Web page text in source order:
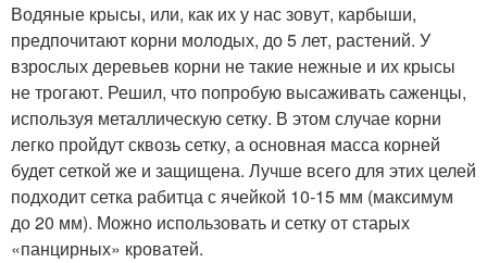
Водяные крысы, или, как их у нас зовут, карбыши,
предпочитают корни молодых, до 5 лет, растений. У
взрослых деревьев корни не такие нежные и их крысы
не трогают. Решил, что попробую высаживать саженцы,
используя металлическую сетку. В этом случае корни
легко пройдут сквозь сетку, а основная масса корней
будет сеткой же и защищена. Лучше всего для этих целей
подходит сетка рабитца с ячейкой 10-15 мм (максимум
до 20 мм). Можно использовать и сетку от старых
«панцирных» кроватей.